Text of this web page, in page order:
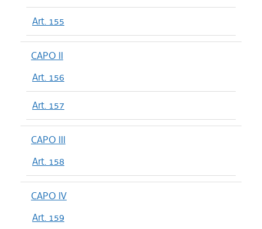
Art. 155
CAPO II
Art. 156
Art. 157
CAPO III
Art. 158
CAPO IV
Art. 159